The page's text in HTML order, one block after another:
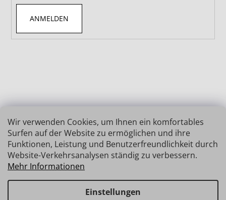
Wir verwenden Cookies, um Ihnen ein komfortables
Surfen auf der Website zu ermöglichen und ihre
Funktionen, Leistung und Benutzerfreundlichkeit durch
Website-Verkehrsanalysen ständig zu verbessern.
Mehr Informationen
Einstellungen
ANMELDEN